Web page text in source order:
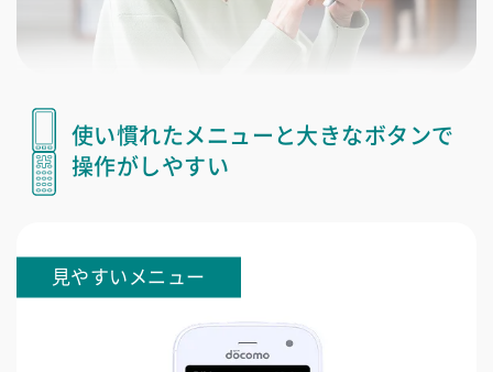
使い慣れたメニューと大きなボタンで
操作がしやすい
見やすいメニュー